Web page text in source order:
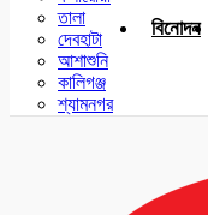
তালা
দেবহাটা
আশাশুনি
কালিগঞ্জ
শ্যামনগর
বিনোদন